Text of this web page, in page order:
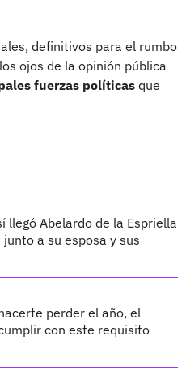
definitivos para el rumbo
ojos de la opinión pública
fuerzas políticas que
llegó Abelardo de la Espriella
a su esposa y sus
perder el año, el
con este requisito